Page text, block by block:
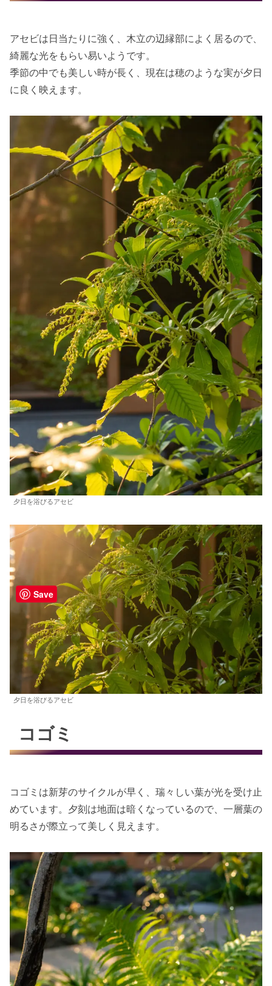
アセビは日当たりに強く、木立の辺縁部によく居るので、
綺麗な光をもらい易いようです。
季節の中でも美しい時が長く、現在は穂のような実が夕日
に良く映えます。
夕日を浴びるアセビ
夕日を浴びるアセビ
コゴミ
コゴミは新芽のサイクルが早く、瑞々しい葉が光を受け止
めています。夕刻は地面は暗くなっているので、一層葉の
明るさが際立って美しく見えます。
Save